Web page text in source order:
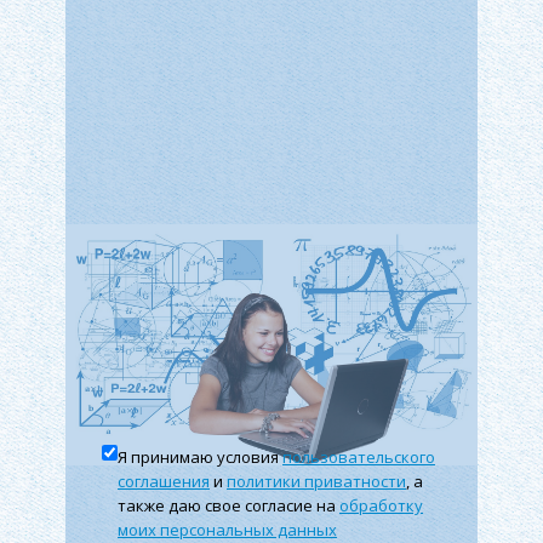
Налоги
обычный человек, в силу своего анатомического
строения не может заметить разницы между
исходной и модифицированной информацией.
2 Сообщение
1 КОНТЕЙНЕР
А
2 Сообщение
B
3 КОНТЕЙНЕР С сообщением
Я принимаю условияпользовательского
соглашенияиполитики приватности, а
также даю свое согласие на обработку
моих персональных данных